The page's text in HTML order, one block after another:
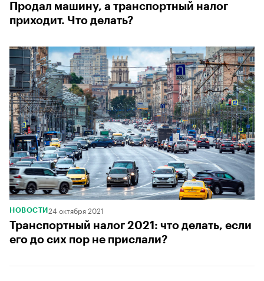
Продал машину, а транспортный налог
приходит. Что делать?
НОВОСТИ 24 октября 2021
Транспортный налог 2021: что делать, если
его до сих пор не прислали?